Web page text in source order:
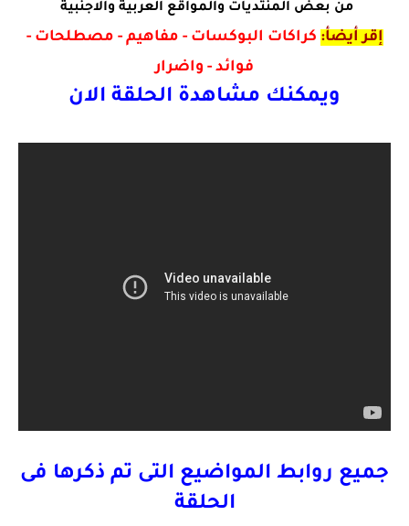
من بعض المنتديات والمواقع العربية والاجنبية
إقر أيضأ: كراكات البوكسات - مفاهيم - مصطلحات -
فوائد - واضرار
ويمكنك مشاهدة الحلقة الان
جميع روابط المواضيع التى تم ذكرها فى
الحلقة